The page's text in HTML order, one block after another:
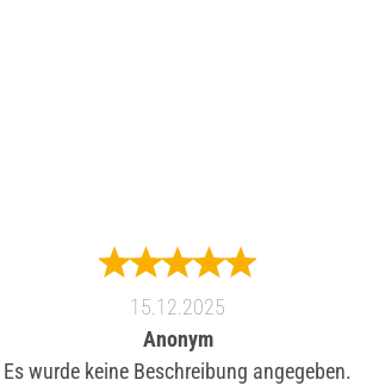
15.12.2025
Anonym
Es wurde keine Beschreibung angegeben.